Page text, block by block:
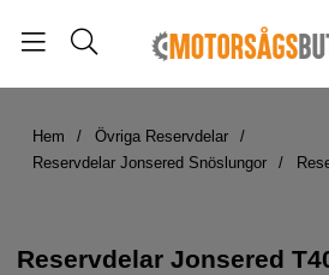
Hem
Övriga Reservdelar
Reservdelar Jonsered Snöslungor
Reservdelar Jonsered